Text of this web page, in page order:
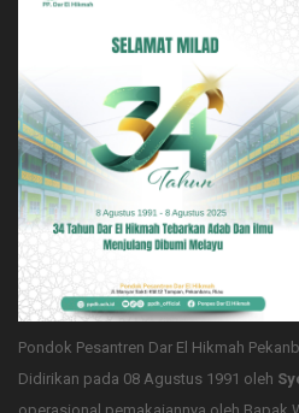
Pondok Pesantren Dar El Hikmah
Didirikan pada 08 Agustus 1991 oleh
operasional pemakaiannya oleh Bapak